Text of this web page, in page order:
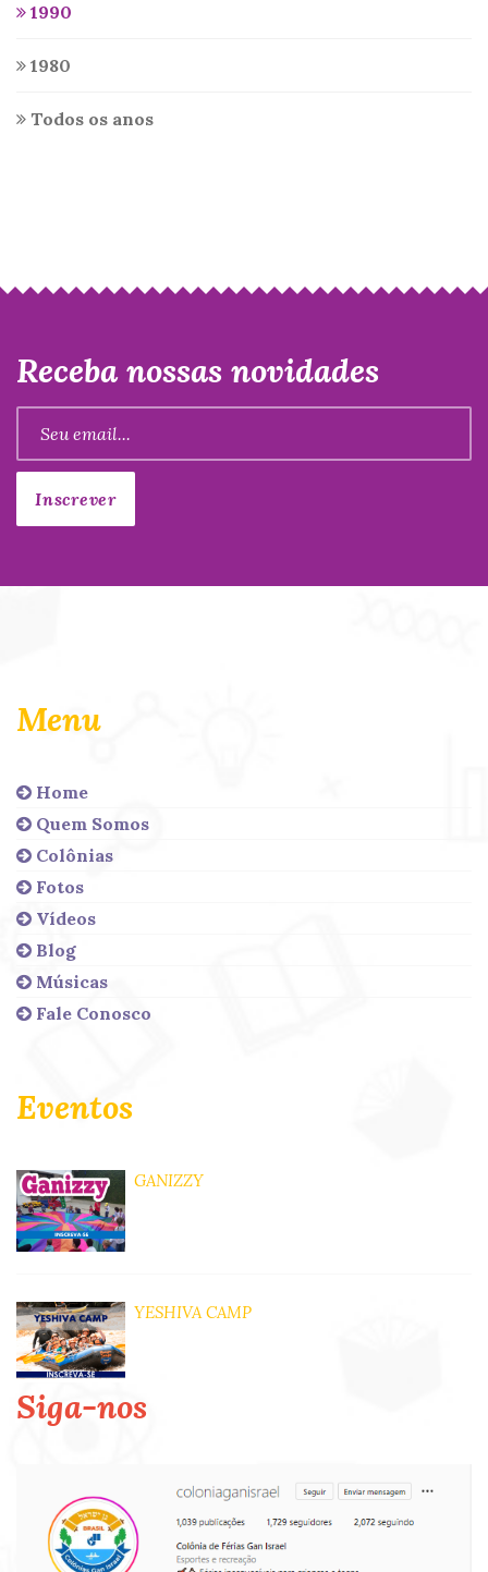
1990
1980
Todos os anos
Receba nossas novidades
Menu
Home
Quem Somos
Colônias
Fotos
Vídeos
Blog
Músicas
Fale Conosco
Eventos
GANIZZY
YESHIVA CAMP
Siga-nos